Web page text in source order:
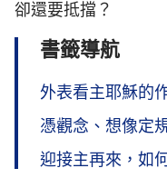
卻還要抵擋？
書籤導航
外表看主耶穌的
憑觀念、想像定
迎接主再來，如